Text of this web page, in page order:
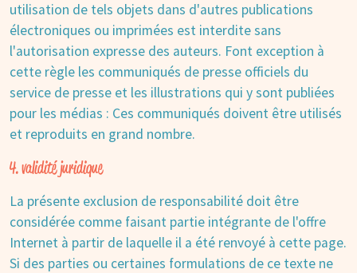
utilisation de tels objets dans d'autres publications
électroniques ou imprimées est interdite sans
l'autorisation expresse des auteurs. Font exception à
cette règle les communiqués de presse officiels du
service de presse et les illustrations qui y sont publiées
pour les médias : Ces communiqués doivent être utilisés
et reproduits en grand nombre.
4. validité juridique
La présente exclusion de responsabilité doit être
considérée comme faisant partie intégrante de l'offre
Internet à partir de laquelle il a été renvoyé à cette page.
Si des parties ou certaines formulations de ce texte ne